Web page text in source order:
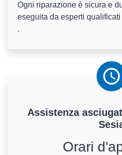
Ogni riparazione è sicura e
eseguita da esperti qualificati
.
Assistenza
Orari